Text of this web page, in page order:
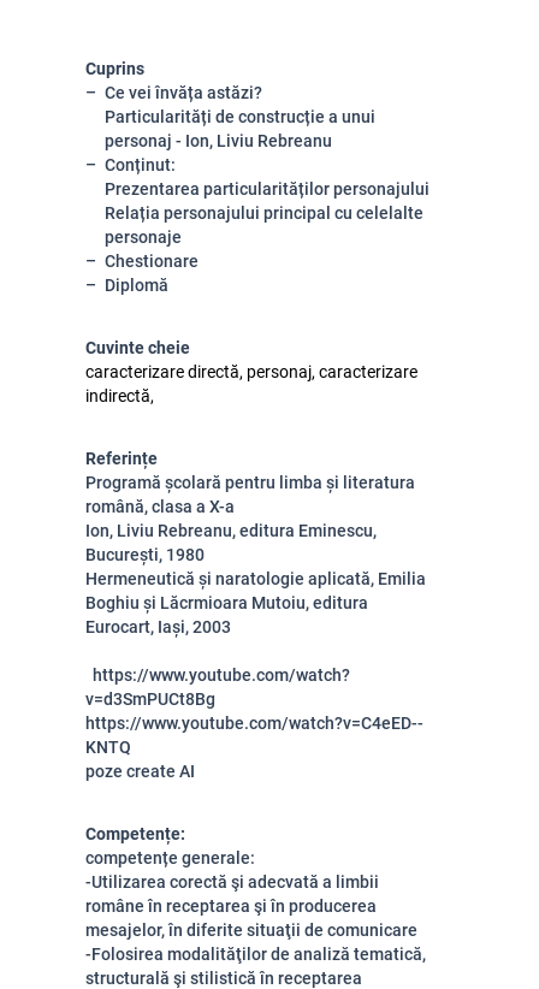
Cuprins
Ce vei învăța astăzi?
Particularități de construcție a unui
personaj - Ion, Liviu Rebreanu
Conținut:
Prezentarea particularităților personajului
Relația personajului principal cu celelalte
personaje
Chestionare
Diplomă
Cuvinte cheie
caracterizare directă, personaj, caracterizare
indirectă,
Referințe
Programă școlară pentru limba și literatura
română, clasa a X-a
Ion, Liviu Rebreanu, editura Eminescu,
București, 1980
Hermeneutică și naratologie aplicată, Emilia
Boghiu și Lăcrmioara Mutoiu, editura
Eurocart, Iași, 2003
https://www.youtube.com/watch?
v=d3SmPUCt8Bg
https://www.youtube.com/watch?v=C4eED--
KNTQ
poze create AI
Competențe:
competențe generale:
-Utilizarea corectă şi adecvată a limbii
române în receptarea şi în producerea
mesajelor, în diferite situaţii de comunicare
-Folosirea modalităţilor de analiză tematică,
structurală şi stilistică în receptarea